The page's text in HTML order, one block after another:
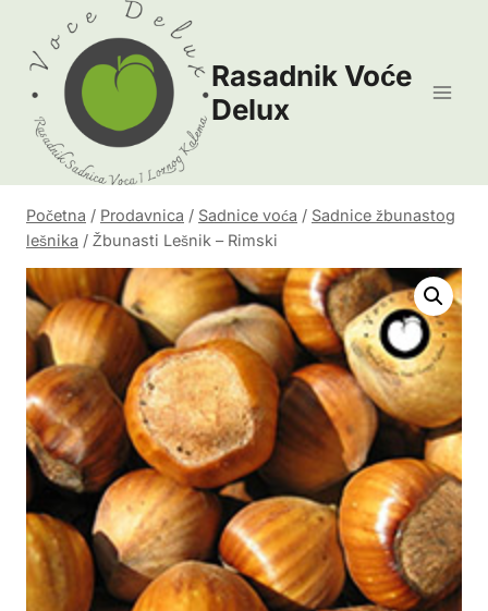
content
Rasadnik Voće
Delux
Početna / Prodavnica / Sadnice voća / Sadnice žbunastog
lešnika / Žbunasti Lešnik – Rimski